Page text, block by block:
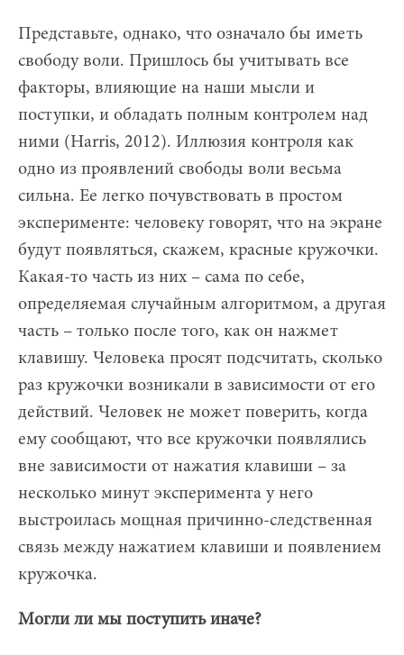
Представьте, однако, что означало бы иметь
свободу воли. Пришлось бы учитывать все
факторы, влияющие на наши мысли и
поступки, и обладать полным контролем над
ними (Harris, 2012). Иллюзия контроля как
одно из проявлений свободы воли весьма
сильна. Ее легко почувствовать в простом
эксперименте: человеку говорят, что на экране
будут появляться, скажем, красные кружочки.
Какая-то часть из них – сама по себе,
определяемая случайным алгоритмом, а другая
часть – только после того, как он нажмет
клавишу. Человека просят подсчитать, сколько
раз кружочки возникали в зависимости от его
действий. Человек не может поверить, когда
ему сообщают, что все кружочки появлялись
вне зависимости от нажатия клавиши – за
несколько минут эксперимента у него
выстроилась мощная причинно-следственная
связь между нажатием клавиши и появлением
кружочка.
Могли ли мы поступить иначе?